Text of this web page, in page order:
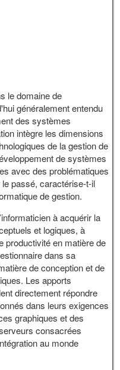
le domaine de
généralement entendu
des systèmes
intègre les dimensions
de la gestion de
de systèmes
avec des problématiques
passé, caractérise-t-il
de gestion.
à acquérir la
et logiques, à
productivité en matière de
dans sa
de conception et de
Les apports
directement répondre
dans leurs exigences
graphiques et des
consacrées
au monde